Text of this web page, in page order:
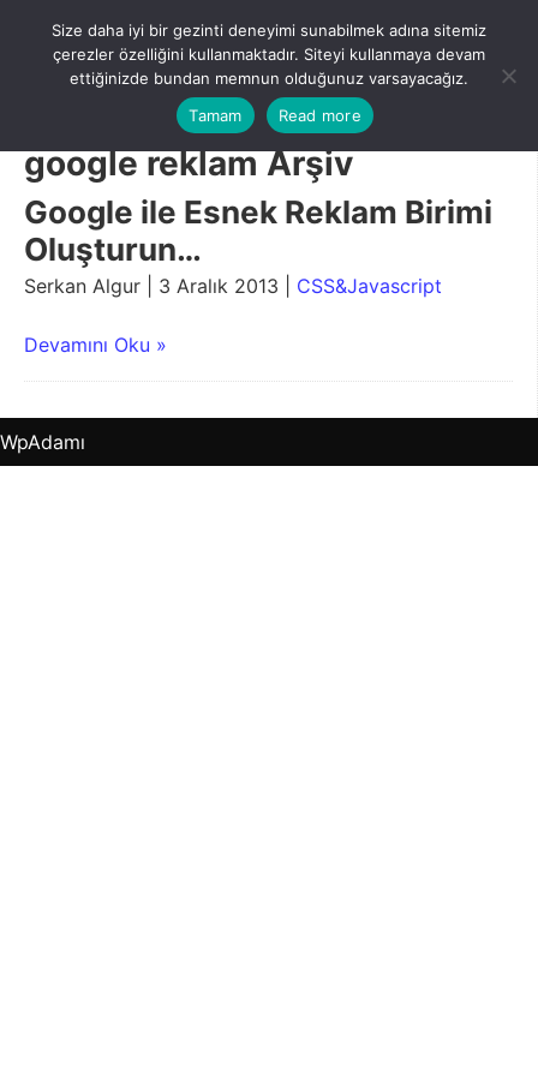
content
Menu
google reklam Arşiv
Google ile Esnek Reklam Birimi
Oluşturun…
Serkan Algur | 3 Aralık 2013 | CSS&Javascript
Devamını Oku »
WpAdamı
Size daha iyi bir gezinti deneyimi sunabilmek adına sitemiz
çerezler özelliğini kullanmaktadır. Siteyi kullanmaya devam
ettiğinizde bundan memnun olduğunuz varsayacağız.
Tamam
Read more